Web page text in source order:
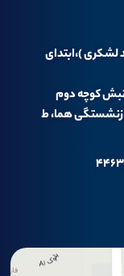
)،ابتدای
شهید عموئیان(بیمه)۵، نبش کوچه دوم
بازنشستگی هما، ط